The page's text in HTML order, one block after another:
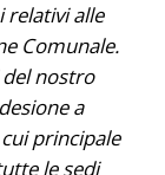
relativi alle
Comunale.
nostro
a
principale
le sedi